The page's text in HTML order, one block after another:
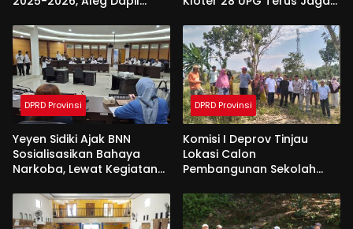
Apresiasi Dari Pemda
Tanah Suci
DPRD Provinsi
Yeyen Sidiki Ajak BNN
Sosialisasikan Bahaya
Narkoba, Lewat Kegiatan
DPRD Provinsi
Komisi I Deprov Tinjau
Lokasi Calon
Pembangunan Sekolah